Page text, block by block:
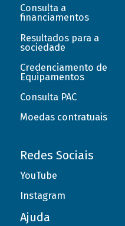
Consulta a
financiamentos
Resultados para a
sociedade
Credenciamento de
Equipamentos
Consulta PAC
Moedas contratuais
Redes Sociais
YouTube
Instagram
Ajuda